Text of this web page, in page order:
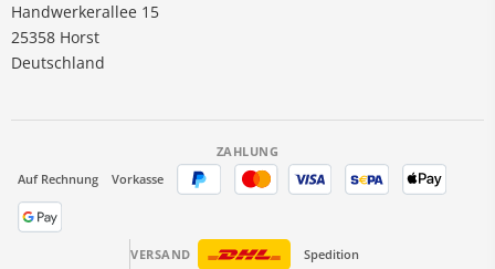
Handwerkerallee 15
25358 Horst
Deutschland
ZAHLUNG
Auf Rechnung
Vorkasse
VERSAND Spedition